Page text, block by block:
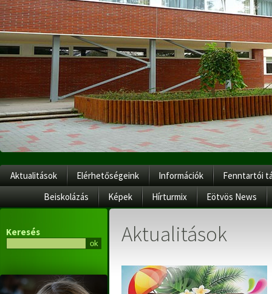
Aktualitások Elérhetőségeink Információk
Fenntartói
Beiskolázás
Képek Hírturmix Eötvös News
Keresés Aktualitások